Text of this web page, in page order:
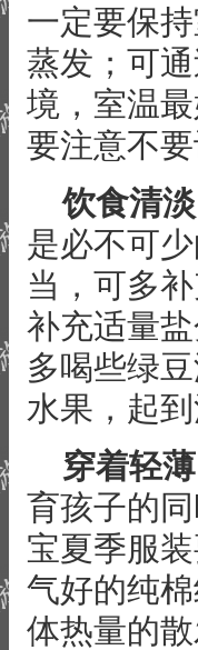
一定要保
蒸发；可
境，室温
要注意不要
饮食清淡
是必不可
当，可多
补充适量
多喝些绿
水果，起到
穿着轻薄
育孩子的
宝夏季服
气好的纯
体热量的